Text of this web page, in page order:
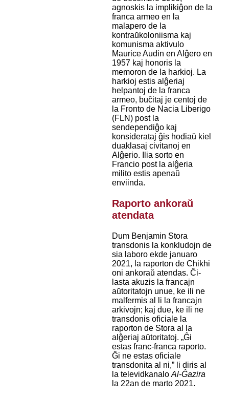
agnoskis la implikiĝon de la
franca armeo en la
malapero de la
kontraŭkoloniisma kaj
komunisma aktivulo
Maurice Audin en Alĝero en
1957 kaj honoris la
memoron de la harkioj. La
harkioj estis alĝeriaj
helpantoj de la franca
armeo, buĉitaj je centoj de
la Fronto de Nacia Liberigo
(FLN) post la
sendependiĝo kaj
konsiderataj ĝis hodiaŭ kiel
duaklasaj civitanoj en
Alĝerio. Ilia sorto en
Francio post la alĝeria
milito estis apenaŭ
enviinda.
Raporto ankoraŭ
atendata
Dum Benjamin Stora
transdonis la konkludojn de
sia laboro ekde januaro
2021, la raporton de Chikhi
oni ankoraŭ atendas. Ĉi-
lasta akuzis la francajn
aŭtoritatojn unue, ke ili ne
malfermis al li la francajn
arkivojn; kaj due, ke ili ne
transdonis oficiale la
raporton de Stora al la
alĝeriaj aŭtoritatoj. „Ĝi
estas franc-franca raporto.
Ĝi ne estas oficiale
transdonita al ni,” li diris al
la televidkanalo Al-Ĝazira
la 22an de marto 2021.